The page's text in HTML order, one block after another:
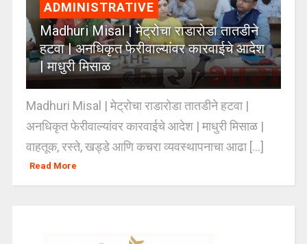
ADMINISTRATIVE
Madhuri Misal | मेट्रोचा राडारोडा तातडीने
हटवा | अनधिकृत फेरीवाल्यांवर कारवाईचे आदेश
| माधुरी मिसाळ
Madhuri Misal | मेट्रोचा राडारोडा तातडीने हटवा |
अनधिकृत फेरीवाल्यांवर कारवाईचे आदेश | माधुरी मिसाळ |
वाहतूक, रस्ते, खड्डे आणि कचरा व्यवस्थापनाचा आढा [...]
Read More